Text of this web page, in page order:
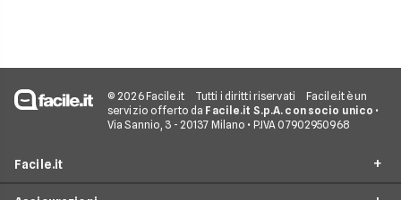
© 2026 Facile.it Tutti i diritti riservati
Facile.it è un
servizio offerto da Facile.it S.p.A. con socio unico •
Via Sannio, 3 - 20137 Milano • P.IVA 07902950968
Facile.it